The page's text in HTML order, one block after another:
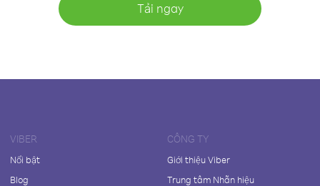
Tải ngay
VIBER
Nổi bật
Blog
CÔNG TY
Giới thiệu Viber
Trung tâm Nhãn hiệu